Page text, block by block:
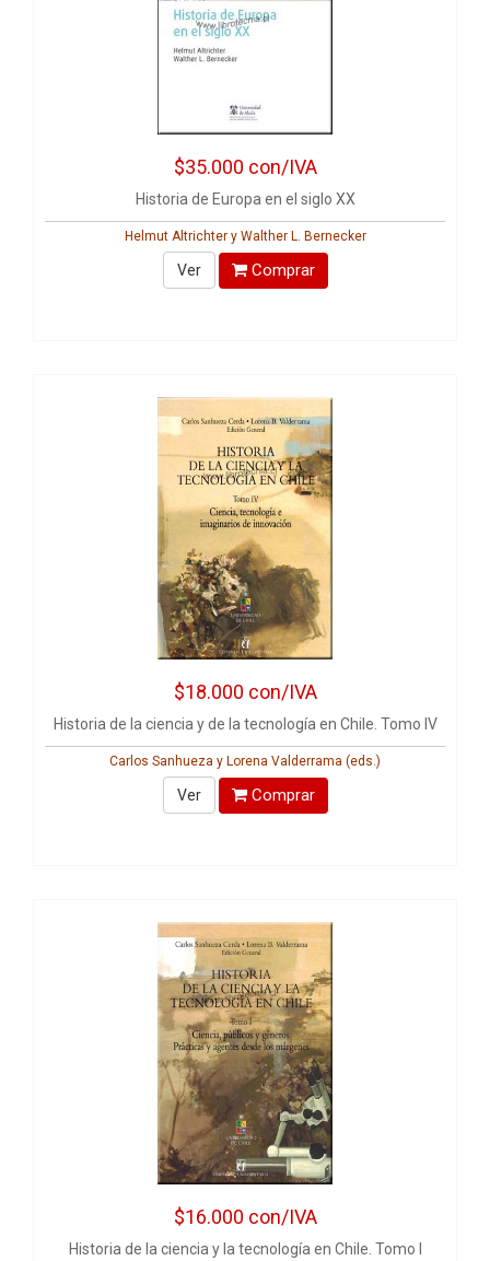
$35.000 con/IVA
Historia de Europa en el siglo XX
Helmut Altrichter y Walther L. Bernecker
Ver Comprar
$18.000 con/IVA
Historia de la ciencia y de la tecnología en Chile. Tomo IV
Carlos Sanhueza y Lorena Valderrama (eds.)
Ver Comprar
$16.000 con/IVA
Historia de la ciencia y la tecnología en Chile. Tomo I